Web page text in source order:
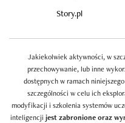
Story.pl
Jakiekolwiek aktywności, w
przechowywanie, lub inne
dostępnych w ramach
szczególności w celu ich
modyfikacji i szkolenia systemów
inteligencji jest zabronione oraz